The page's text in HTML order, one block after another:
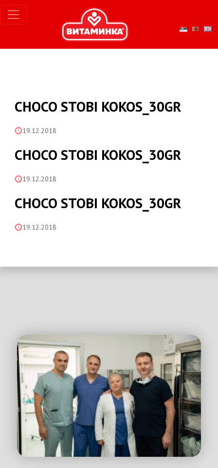
CHOCO STOBI KOKOS_30GR
19.12.2018
CHOCO STOBI KOKOS_30GR
19.12.2018
CHOCO STOBI KOKOS_30GR
19.12.2018